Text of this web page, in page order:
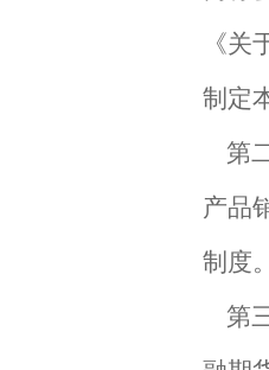
《
制定
第
产品
制度
第